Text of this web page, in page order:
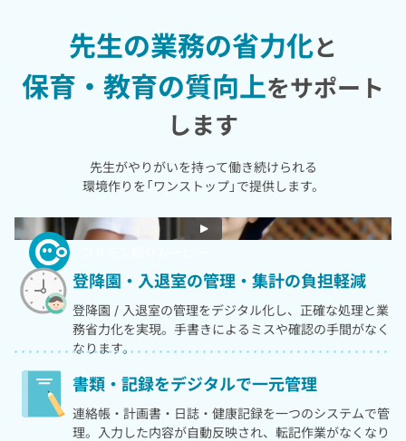
先生の業務の省力化と
保育・教育の質向上をサポート
します
先生がやりがいを持って働き続けられる
環境作りを「ワンストップ」で提供します。
登降園・入退室の管理・集計の負担軽減
登降園 / 入退室の管理をデジタル化し、正確な処理と業
務省力化を実現。手書きによるミスや確認の手間がなく
なります。
書類・記録をデジタルで一元管理
連絡帳・計画書・日誌・健康記録を一つのシステムで管
理。入力した内容が自動反映され、転記作業がなくなり